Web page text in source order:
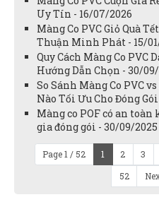
Uy Tín - 16/07/2026
Màng Co PVC Giỏ Quà
Thuận Minh Phát - 15/
Quy Cách Màng Co PVC
Hướng Dẫn Chọn - 30/
So Sánh Màng Co PVC
Nào Tối Ưu Cho Đóng
Màng co POF có an
gia đóng gói - 30/09/2025
Page 1 / 52 1 2 3
52